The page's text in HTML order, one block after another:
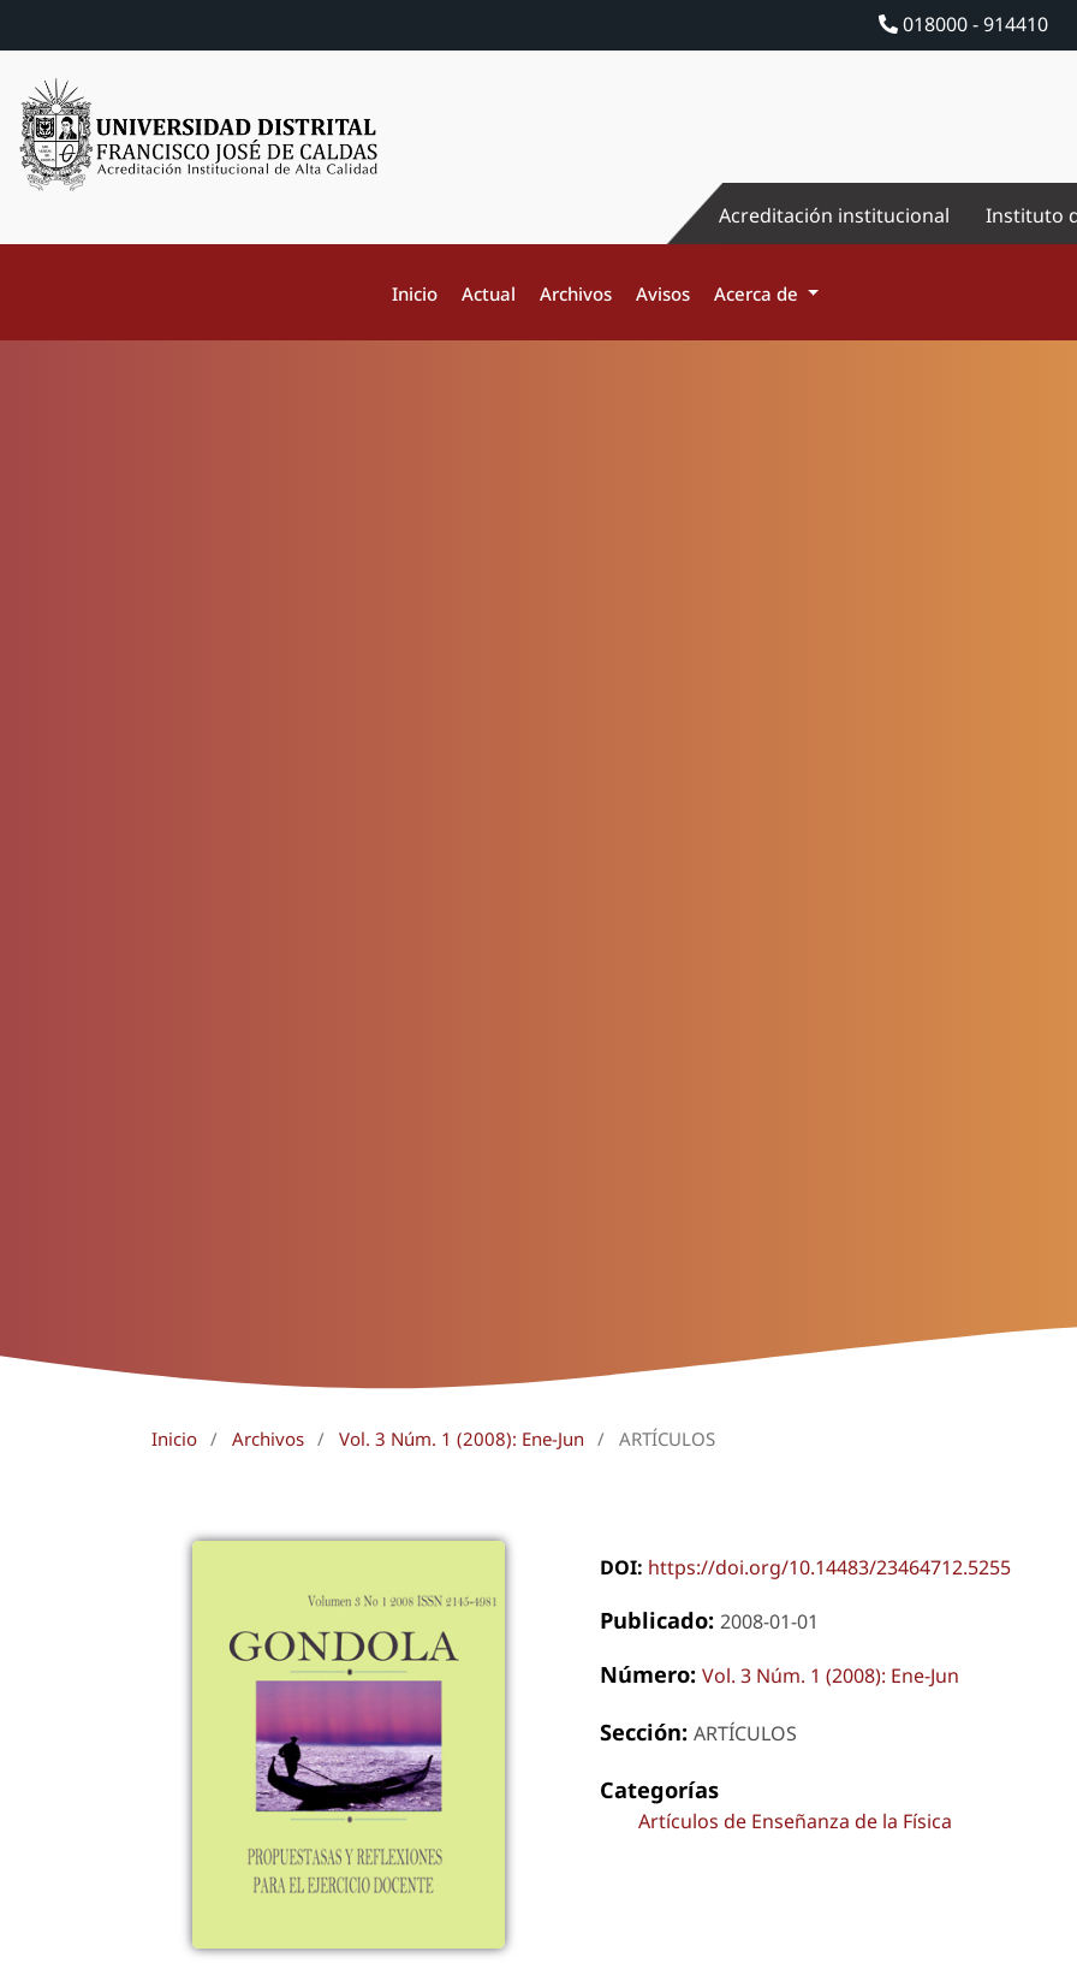
018000 - 914410
Acreditación institucional Instituto
Inicio Actual Archivos Avisos Acerca de
Inicio / Archivos / Vol. 3 Núm. 1 (2008): Ene-Jun / ARTÍCULOS
DOI: https://doi.org/10.14483/23464712.5255
Publicado: 2008-01-01
Número: Vol. 3 Núm. 1 (2008): Ene-Jun
Sección: ARTÍCULOS
Categorías
Artículos de Enseñanza de la Física